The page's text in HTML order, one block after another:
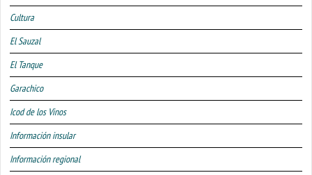
Cultura
El Sauzal
El Tanque
Garachico
Icod de los Vinos
Información insular
Información regional